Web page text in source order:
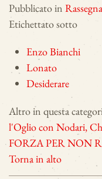
Pubblicato in
Etichettato sotto
Enzo Bianchi
Lonato
Desiderare
Altro in questa
l'Oglio con Nodari,
FORZA PER NON
Torna in alto